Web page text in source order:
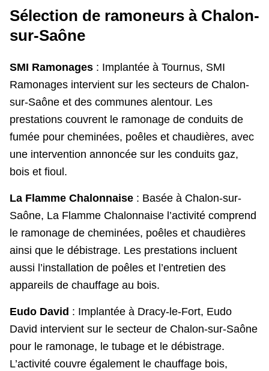
Sélection de ramoneurs à Chalon-
sur-Saône
SMI Ramonages : Implantée à Tournus, SMI
Ramonages intervient sur les secteurs de Chalon-
sur-Saône et des communes alentour. Les
prestations couvrent le ramonage de conduits de
fumée pour cheminées, poêles et chaudières, avec
une intervention annoncée sur les conduits gaz,
bois et fioul.
La Flamme Chalonnaise : Basée à Chalon-sur-
Saône, La Flamme Chalonnaise l’activité comprend
le ramonage de cheminées, poêles et chaudières
ainsi que le débistrage. Les prestations incluent
aussi l’installation de poêles et l’entretien des
appareils de chauffage au bois.
Eudo David : Implantée à Dracy-le-Fort, Eudo
David intervient sur le secteur de Chalon-sur-Saône
pour le ramonage, le tubage et le débistrage.
L’activité couvre également le chauffage bois,